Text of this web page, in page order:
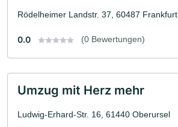
Rödelheimer Landstr. 37, 60487 Frankfurt
0.0 (0 Bewertungen)
Umzug mit Herz mehr
Ludwig-Erhard-Str. 16, 61440 Oberursel